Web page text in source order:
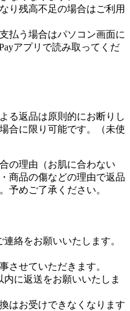
り残高不足の場合はご利用
払う場合はパソコン画面に
アプリで読み取ってくだ
る返品は原則的にお断りし
合に限り可能です。（未使
の理由（お肌に合わない
商品の傷などの理由で返品
予めご了承ください。
絡をお願いいたします。
させていただきます。
に返送をお願いいたしま
はお受けできなくなります